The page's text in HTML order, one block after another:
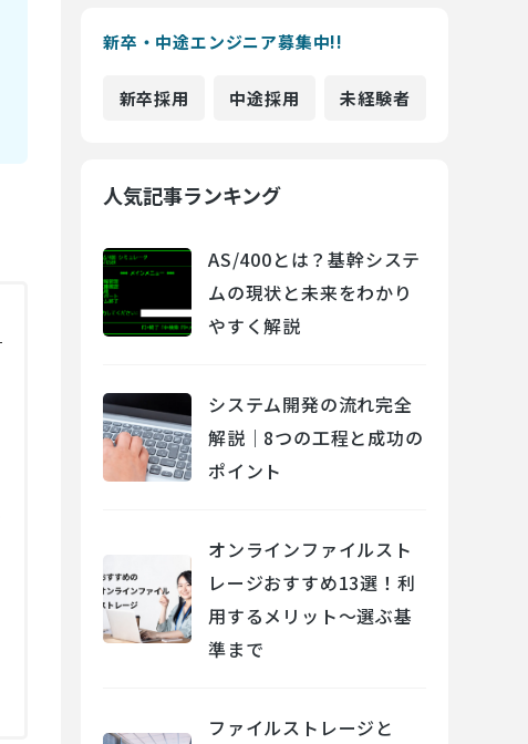
新卒・中途エンジニア募集中!!
新卒採用 中途採用 未経験者
人気記事ランキング
AS/400とは？基幹システ
ムの現状と未来をわかり
やすく解説
システム開発の流れ完全
解説｜8つの工程と成功の
ポイント
オンラインファイルスト
レージおすすめ13選！利
用するメリット～選ぶ基
準まで
ファイルストレージと